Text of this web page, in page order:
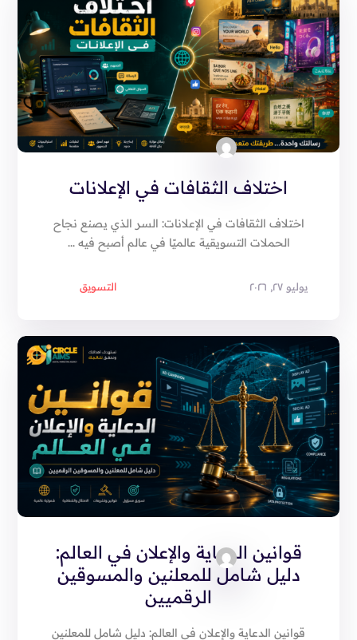
اختلاف الثقافات في الإعلانات
التسويق يوليو ٢٧, ٢٠٢٦
اختلاف الثقافات في الإعلانات: السر الذي يصنع نجاح
الحملات التسويقية عالميًا في عالم أصبح فيه ...
قوانين الدعاية والإعلان في العالم:
دليل شامل للمعلنين والمسوقين
الرقميين
قوانين الدعاية والإعلان في العالم: دليل شامل للمعلنين